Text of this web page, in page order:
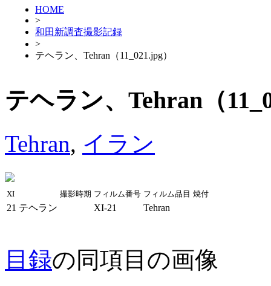
HOME
>
和田新調査撮影記録
>
テヘラン、Tehran（11_021.jpg）
テヘラン、Tehran（
Tehran, イラン
XI 撮影時期 フィルム番号 フィルム品目 焼付
21 テヘラン XI-21 Tehran
目録の同項目の画像